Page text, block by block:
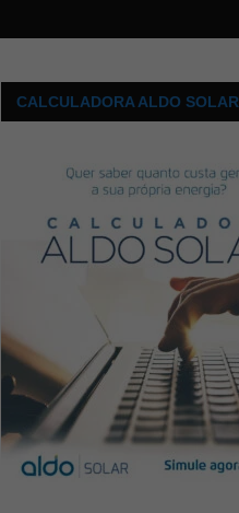
CALCULADORA ALDO SOLAR